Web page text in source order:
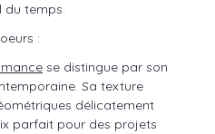
du temps.
:
se distingue par son
Sa texture
délicatement
parfait pour des projets